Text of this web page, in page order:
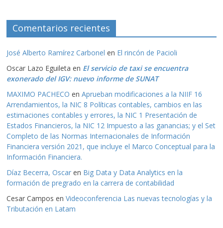
Comentarios recientes
José Alberto Ramírez Carbonel en El rincón de Pacioli
Oscar Lazo Eguileta en El servicio de taxi se encuentra
exonerado del IGV: nuevo informe de SUNAT
MAXIMO PACHECO enAprueban modificaciones a la NIIF 16
Arrendamientos, la NIC 8 Políticas contables, cambios en las
estimaciones contables y errores, la NIC 1 Presentación de
Estados Financieros, la NIC 12 Impuesto a las ganancias; y el Set
Completo de las Normas Internacionales de Información
Financiera versión 2021, que incluye el Marco Conceptual para la
Información Financiera.
Díaz Becerra, Oscar en Big Data y Data Analytics en la
formación de pregrado en la carrera de contabilidad
Cesar Campos enVideoconferencia Las nuevas tecnologías y la
Tributación en Latam